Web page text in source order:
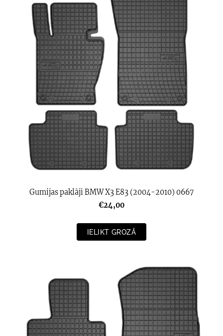
Gumijas paklāji BMW X3 E83 (2004-2010) 0667
€24,00
IELIKT GROZĀ